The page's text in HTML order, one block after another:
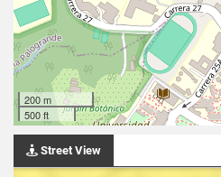
200 m
500 ft
Street View